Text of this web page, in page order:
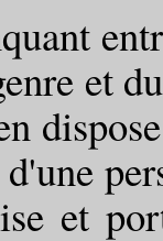
entre
et
et